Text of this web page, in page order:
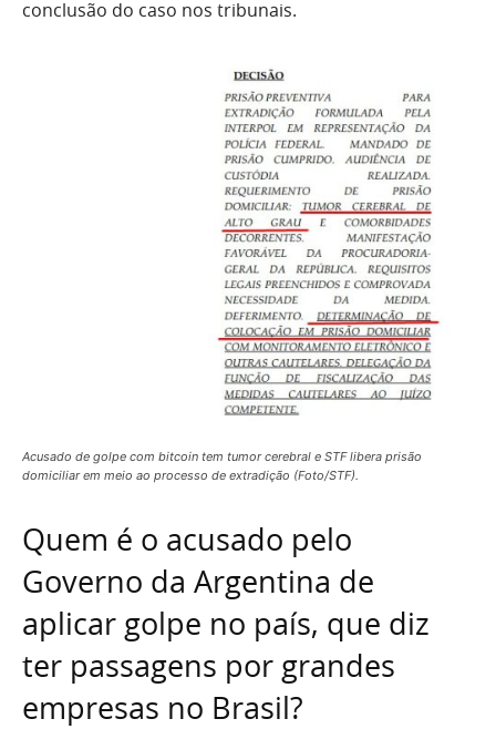
conclusão do caso nos tribunais.
Acusado de golpe com bitcoin tem tumor cerebral e STF libera prisão
domiciliar em meio ao processo de extradição (Foto/STF).
Quem é o acusado pelo
Governo da Argentina de
aplicar golpe no país, que diz
ter passagens por grandes
empresas no Brasil?